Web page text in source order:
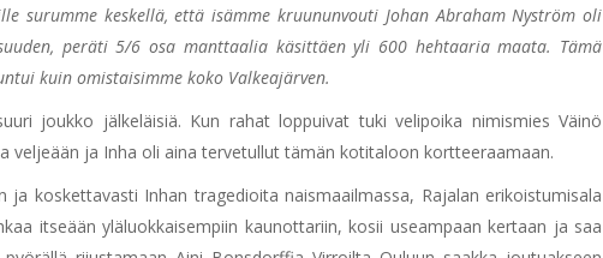
surumme keskellä, että isämme kruununvouti Johan Abraham Nyström oli
peräti 5/6 osa manttaalia käsittäen yli 600 hehtaaria maata. Tämä
kuin omistaisimme koko Valkeajärven.
joukko jälkeläisiä. Kun rahat loppuivat tuki velipoika nimismies Väinö
veljeään ja Inha oli aina tervetullut tämän kotitaloon kortteeraamaan.
ja koskettavasti Inhan tragedioita naismaailmassa, Rajalan erikoistumisala
itseään yläluokkaisempiin kaunottariin, kosii useampaan kertaan ja saa